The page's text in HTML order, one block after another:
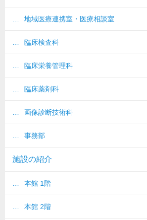
地域医療連携室 ・医療相談室
臨床検査科
臨床栄養管理科
臨床薬剤科
画像診断技術科
事務部
施設の紹介
本館 1階
本館 2階